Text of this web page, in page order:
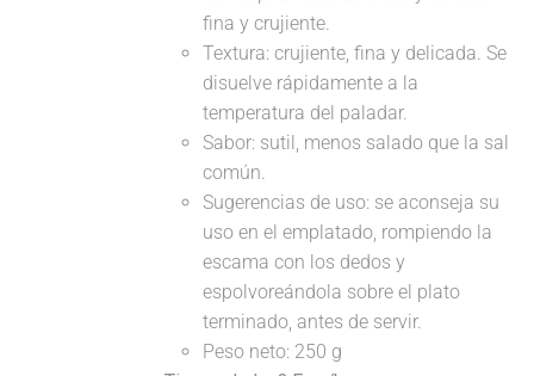
fina y crujiente.
Textura: crujiente, fina y delicada. Se
disuelve rápidamente a la
temperatura del paladar.
Sabor: sutil, menos salado que la sal
común.
Sugerencias de uso: se aconseja su
uso en el emplatado, rompiendo la
escama con los dedos y
espolvoreándola sobre el plato
terminado, antes de servir.
Peso neto: 250 g